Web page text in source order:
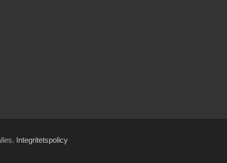
Integritetspolicy